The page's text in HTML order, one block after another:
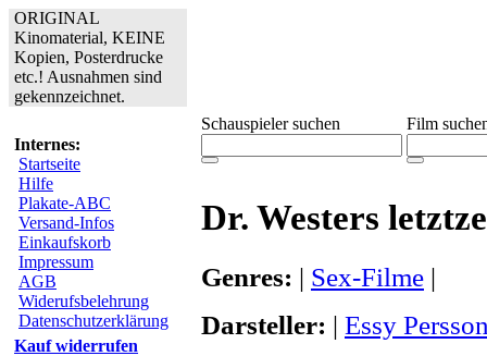
ORIGINAL
Kinomaterial, KEINE
Kopien, Posterdrucke
etc.! Ausnahmen sind
gekennzeichnet.
Internes:
Startseite
Hilfe
Plakate-ABC
Versand-Infos
Einkaufskorb
Impressum
AGB
Widerufsbelehrung
Datenschutzerklärung
Kauf widerrufen
Schauspieler suchen Film
Dr. Westers
Genres: | Sex-Filme |
Darsteller: | Essy